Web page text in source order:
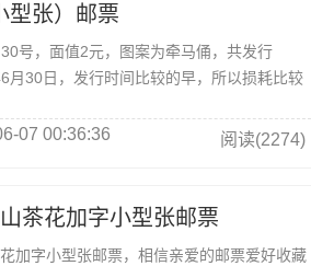
型张）邮票
，面值2元，图案为牵马俑，共发行
30日，发行时间比较的早，所以损耗比较
07 00:36:36 阅读(2274)
茶花加字小型张邮票
字小型张邮票，相信亲爱的邮票爱好收藏